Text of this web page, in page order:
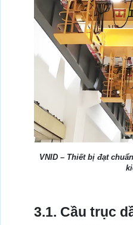
VNID – Thiết bị đạt
3.1. Cầu trục